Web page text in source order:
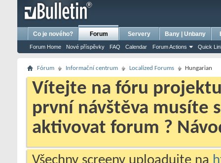
Co je nového? Forum
Forum Home Nové příspěvky FAQ Calendar Forum Actions Quick
Servery Bany | Unbany
Fórum Informační centrum Localized Forums Hungarian
Vítejte na fóru projektu
první návštěva musíte
aktivovat forum ?